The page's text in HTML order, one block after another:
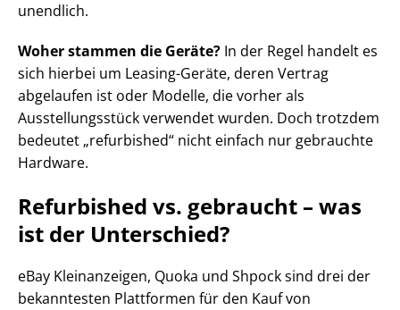
unendlich.
Woher stammen die Geräte? In der Regel handelt es
sich hierbei um Leasing-Geräte, deren Vertrag
abgelaufen ist oder Modelle, die vorher als
Ausstellungsstück verwendet wurden. Doch trotzdem
bedeutet „refurbished“ nicht einfach nur gebrauchte
Hardware.
Refurbished vs. gebraucht – was
ist der Unterschied?
eBay Kleinanzeigen, Quoka und Shpock sind drei der
bekanntesten Plattformen für den Kauf von